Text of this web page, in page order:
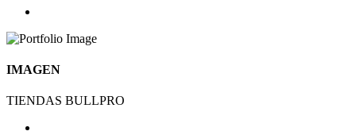
IMAGEN
TIENDAS BULLPRO